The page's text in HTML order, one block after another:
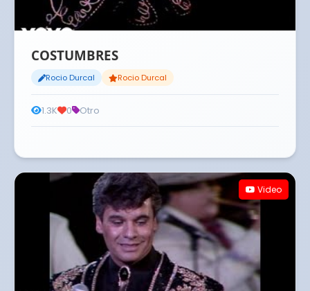
COSTUMBRES
Rocio Durcal Rocio Durcal
1.3K 0 Otro
Video